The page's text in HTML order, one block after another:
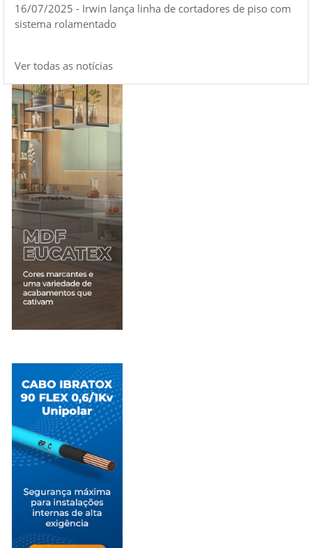
16/07/2025 - Irwin lança linha de cortadores de piso com
sistema rolamentado
Ver todas as notícias